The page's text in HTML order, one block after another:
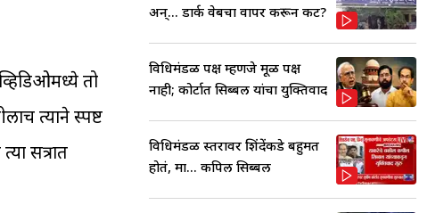
तो
त्याने स्पष्ट
सत्रात
अन्... डार्क वेबचा वापर करून कट?
विधिमंडळ पक्ष म्हणजे मूळ पक्ष
नाही; कोर्टात सिब्बल यांचा युक्तिवाद
विधिमंडळ स्तरावर शिंदेंकडे बहुमत
होतं, मात्र... कपिल सिब्बल